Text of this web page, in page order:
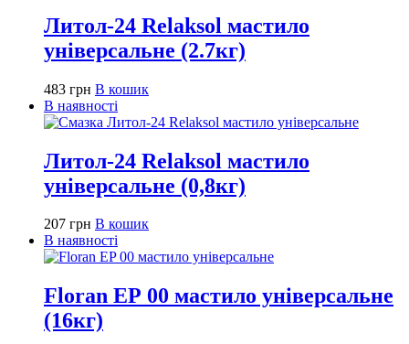
Литол-24 Relaksol мастило
універсальне (2.7кг)
483 грн В кошик
В наявності
Литол-24 Relaksol мастило
універсальне (0,8кг)
207 грн В кошик
В наявності
Floran ЕР 00 мастило універсальне
(16кг)